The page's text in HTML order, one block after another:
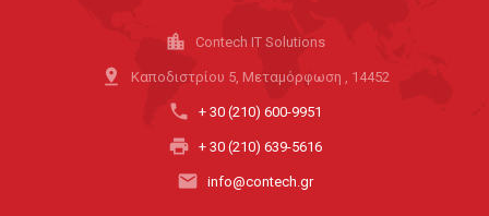
location_city Contech IT Solutions
pin_drop Καποδιστρίου 5, Μεταμόρφωση , 14452
phone + 30 (210) 600-9951
print + 30 (210) 639-5616
email info@contech.gr